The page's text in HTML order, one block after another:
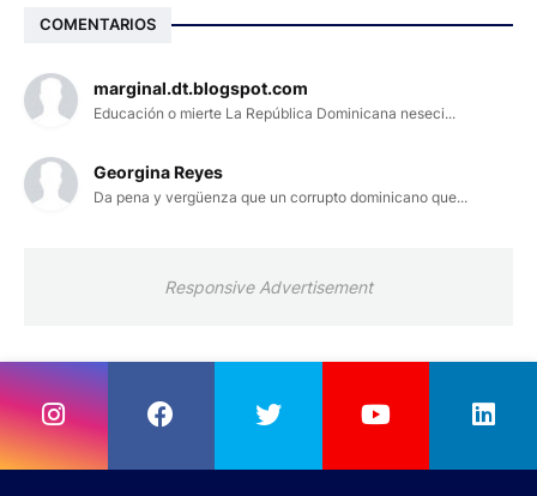
COMENTARIOS
marginal.dt.blogspot.com
Educación o mierte La República Dominicana neseci...
Georgina Reyes
Da pena y vergüenza que un corrupto dominicano que...
Responsive Advertisement